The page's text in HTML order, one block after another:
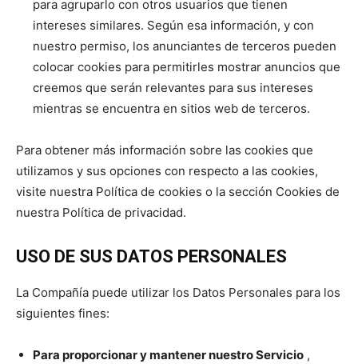
para agruparlo con otros usuarios que tienen
intereses similares. Según esa información, y con
nuestro permiso, los anunciantes de terceros pueden
colocar cookies para permitirles mostrar anuncios que
creemos que serán relevantes para sus intereses
mientras se encuentra en sitios web de terceros.
Para obtener más información sobre las cookies que
utilizamos y sus opciones con respecto a las cookies,
visite nuestra Política de cookies o la sección Cookies de
nuestra Política de privacidad.
USO DE SUS DATOS PERSONALES
La Compañía puede utilizar los Datos Personales para los
siguientes fines:
Para proporcionar y mantener nuestro Servicio ,